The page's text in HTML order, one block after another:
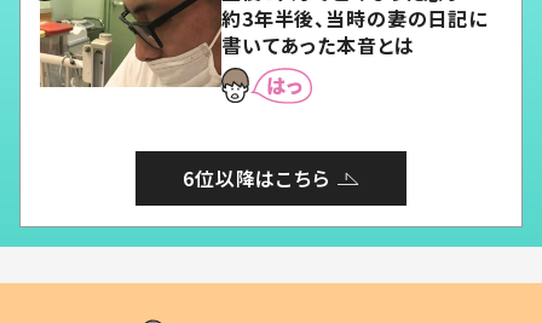
約3年半後、当時の妻の日記に
書いてあった本音とは
6位以降はこちら